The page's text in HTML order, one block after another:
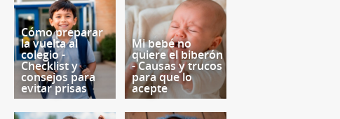
Cómo preparar
la vuelta al
colegio -
Checklist y
consejos para
evitar prisas
Mi bebé no
quiere el biberón
- Causas y trucos
para que lo
acepte